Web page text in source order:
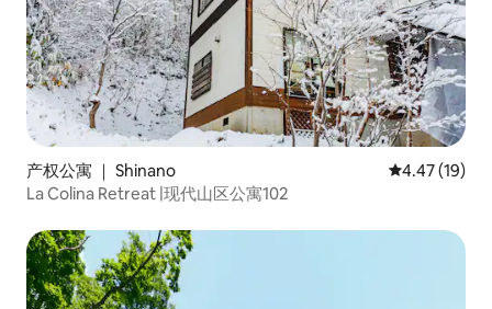
产权公寓 ｜ Shinano 平均评分
4.47 (19)
La Colina Retreat |现代山区公寓102